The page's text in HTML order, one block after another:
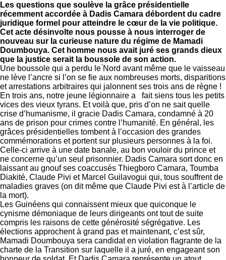
Les questions que soulève la grâce présidentielle
récemment accordée à Dadis Camara débordent du cadre
juridique formel pour atteindre le cœur de la vie politique.
Cet acte désinvolte nous pousse à nous interroger de
nouveau sur la curieuse nature du régime de Mamadi
Doumbouya. Cet homme nous avait juré ses grands dieux
que la justice serait la boussole de son action.
Une boussole qui a perdu le ́Nord avant même que le vaisseau
ne lève l’ancre si l’on se fie aux nombreuses morts, disparitions
et arrestations arbitraires qui jalonnent ses trois ans de règne !
En trois ans, notre jeune légionnaire a fait siens tous les petits
vices des vieux tyrans. Et voilà que, pris d’on ne sait quelle
crise d’humanisme, il gracie Dadis Camara, condamné à 20
ans de prison pour crimes contre l’humanité. En général, les
grâces présidentielles tombent à l’occasion des grandes
commémorations et portent sur plusieurs personnes à la foi.
Celle-ci arrive à une date banale, au bon vouloir du prince et
ne concerne qu’un seul prisonnier. Dadis Camara sort donc en
laissant au gnouf ses coaccusés Thiegboro Camara, Toumba
Diakité, Claude Pivi et Marcel Guilavogui qui, tous souffrent de
maladies graves (on dit même que Claude Pivi est à l’article de
la mort).
Les Guinéens qui connaissent mieux que quiconque le
cynisme démoniaque de leurs dirigeants ont tout de suite
compris les raisons de cette générosité ségrégative. Les
élections approchent à grand pas et maintenant, c’est sûr,
Mamadi Doumbouya sera candidat en violation flagrante de la
charte de la Transition sur laquelle il a juré, en engageant son